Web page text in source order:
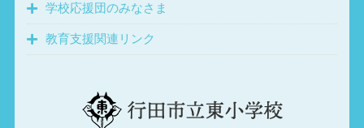
学校応援団のみなさま
教育支援関連リンク